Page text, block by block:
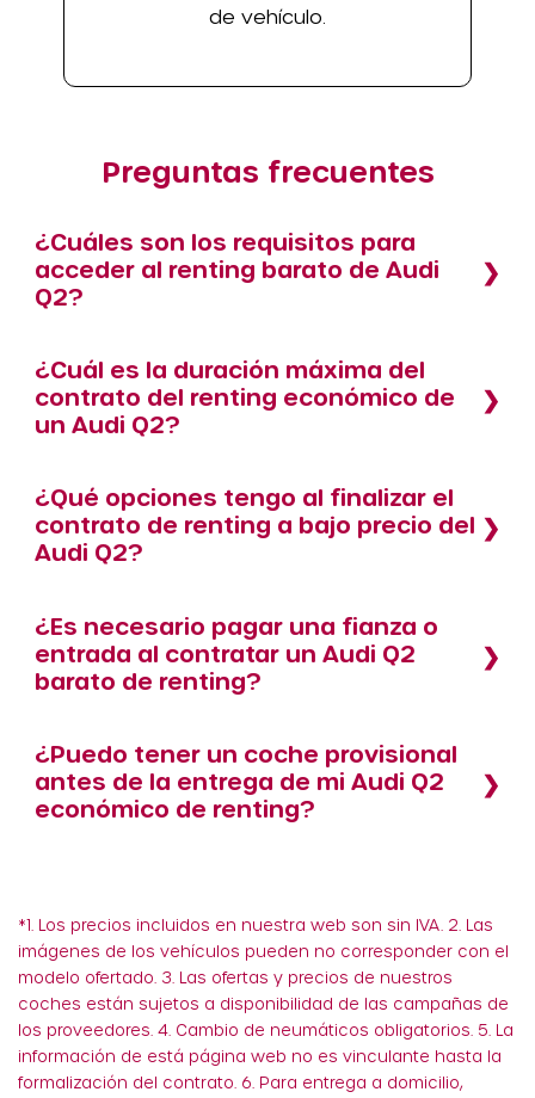
de vehículo.
Preguntas frecuentes
¿Cuáles son los requisitos para
acceder al renting barato de Audi
Q2?
¿Cuál es la duración máxima del
contrato del renting económico de
un Audi Q2?
¿Qué opciones tengo al finalizar el
contrato de renting a bajo precio del
Audi Q2?
¿Es necesario pagar una fianza o
entrada al contratar un Audi Q2
barato de renting?
¿Puedo tener un coche provisional
antes de la entrega de mi Audi Q2
económico de renting?
*1. Los precios incluidos en nuestra web son sin IVA. 2. Las
imágenes de los vehículos pueden no corresponder con el
modelo ofertado. 3. Las ofertas y precios de nuestros
coches están sujetos a disponibilidad de las campañas de
los proveedores. 4. Cambio de neumáticos obligatorios. 5. La
información de está página web no es vinculante hasta la
formalización del contrato. 6. Para entrega a domicilio,